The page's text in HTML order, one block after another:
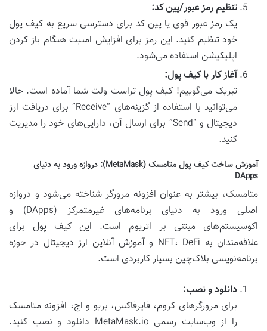
تنظیم رمز عبور/پین کد:
یک رمز عبور قوی یا پین کد برای دسترسی سریع به کیف پول
خود تنظیم کنید. این رمز برای افزایش امنیت هنگام باز کردن
اپلیکیشن استفاده می‌شود.
آغاز کار با کیف پول:
تبریک می‌گوییم! کیف پول تراست ولت شما آماده است. حالا
می‌توانید با استفاده از گزینه‌های “Receive” برای دریافت ارز
دیجیتال و “Send” برای ارسال آن، دارایی‌های خود را مدیریت
کنید.
آموزش ساخت کیف پول متامسک (MetaMask): دروازه ورود به دنیای
DApps
متامسک، بیشتر به عنوان افزونه مرورگر شناخته می‌شود و دروازه
اصلی ورود به دنیای برنامه‌های غیرمتمرکز (DApps) و
اکوسیستم‌های مبتنی بر اتریوم است. این کیف پول برای
علاقه‌مندان به NFT، DeFi و آموزش آنلاین ارز دیجیتال در حوزه
برنامه‌نویسی بلاک‌چین بسیار کاربردی است.
دانلود و نصب:
برای مرورگرهای کروم، فایرفاکس، بریو و اج، افزونه متامسک
را از وب‌سایت رسمی MetaMask.io دانلود و نصب کنید.